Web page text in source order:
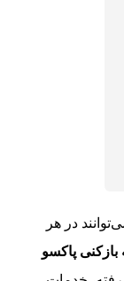
در هر
بازکنی پاکسو